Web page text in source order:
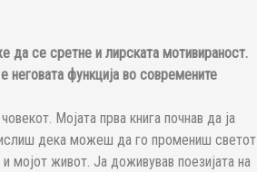
да се сретне и лирската мотивираност.
функција во современите
Мојата прва книга почнав да ја
дека можеш да го промениш светот
мојот живот. Ја доживував поезијата на